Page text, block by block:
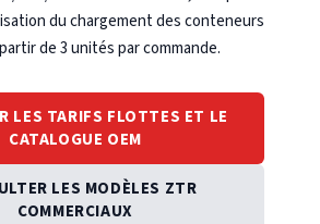
du chargement des conteneurs
de 3 unités par commande.
LES TARIFS FLOTTES ET LE
CATALOGUE OEM
LES MODÈLES ZTR
COMMERCIAUX